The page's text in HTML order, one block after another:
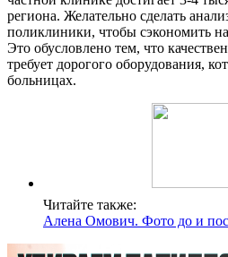
региона. Желательно сделать
поликлиники, чтобы сэкономить
Это обусловлено тем, что
требует дорогого оборудования,
больницах.
Читайте также:
Алена Омович. Фото до и